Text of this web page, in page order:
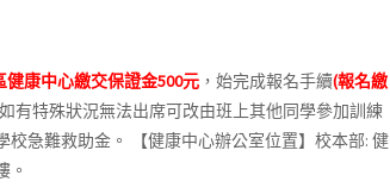
健康中心繳交保證金500元，始完成報名手續(報名繳
有特殊狀況無法出席可改由班上其他同學參加訓練
校急難救助金。
【健康中心辦公室位置】校本部: 健
。